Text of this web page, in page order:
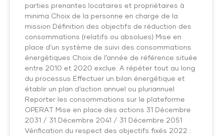
parties prenantes locataires et propriétaires à
minima Choix de la personne en charge de la
mission Définition des objectifs de réduction des
consommations (relatifs ou absolues) Mise en
place d’un système de suivi des consommations
énergétiques Choix de l’année de référence située
entre 2010 et 2020 exclue. A répéter tout au long
du processus Effectuer un bilan énergétique et
établir un plan d’action annuel ou pluriannuel
Reporter les consommations sur le plateforme
OPERAT Mise en place des actions 31 Décembre
2031 / 31 Décembre 2041 / 31 Décembre 2051
Vérification du respect des objectifs fixés 2022 :